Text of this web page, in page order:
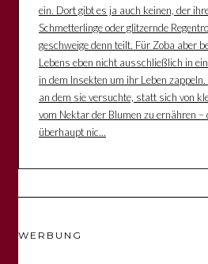
ein. Dort gibt es ja auch keinen, der
Schmetterlinge oder glitzernde
geschweige denn teilt. Für Zoba aber
Lebens eben nicht ausschließlich in
in dem Insekten um ihr Leben zappeln.
an dem sie versuchte, statt sich von
vom Nektar der Blumen zu ernähren
überhaupt nic...
WERBUNG